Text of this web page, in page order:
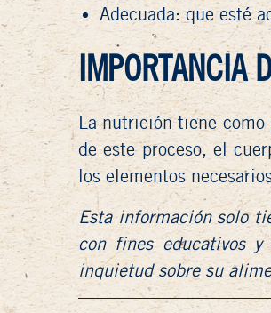
Adecuada: que esté
IMPORTANCIA
La nutrición tiene como
de este proceso, el
los elementos
Esta información solo
con fines educativos
inquietud sobre su